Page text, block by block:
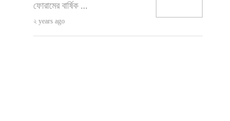
ফোরামের বার্ষিক ...
২ years ago